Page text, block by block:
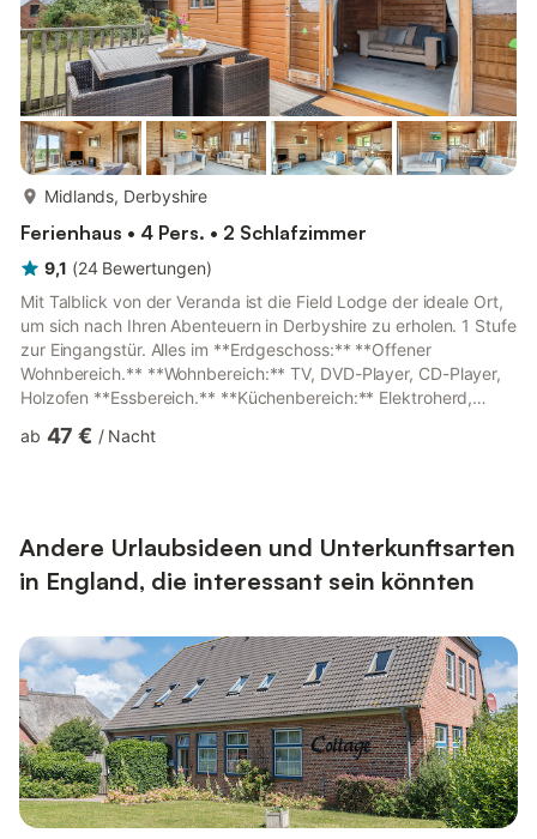
Midlands, Derbyshire
Ferienhaus • 4 Pers. • 2 Schlafzimmer
9,1 (24 Bewertungen)
Mit Talblick von der Veranda ist die Field Lodge der ideale Ort,
um sich nach Ihren Abenteuern in Derbyshire zu erholen. 1 Stufe
zur Eingangstür. Alles im **Erdgeschoss:** **Offener
Wohnbereich.** **Wohnbereich:** TV, DVD-Player, CD-Player,
Holzofen **Essbereich.** **Küchenbereich:** Elektroherd,
Doppelbett (137 cm) **Schlafzimmer 2:** 2 Einzelbetten (91
(gemeinschaft...
ab 47 € / Nacht
Andere Urlaubsideen und Unterkunftsarten
in England, die interessant sein könnten